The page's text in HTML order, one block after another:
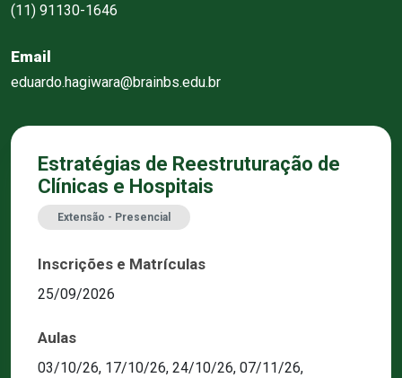
(11) 91130-1646
Email
eduardo.hagiwara@brainbs.edu.br
Estratégias de Reestruturação de
Clínicas e Hospitais
Extensão - Presencial
Inscrições e Matrículas
25/09/2026
Aulas
03/10/26, 17/10/26, 24/10/26, 07/11/26,